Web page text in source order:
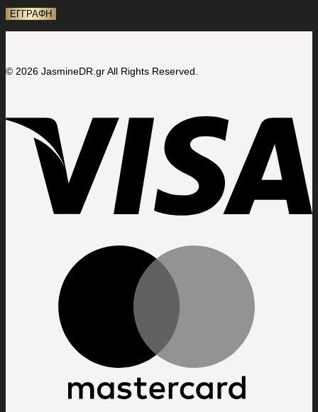
© 2026 JasmineDR.gr All Rights Reserved.